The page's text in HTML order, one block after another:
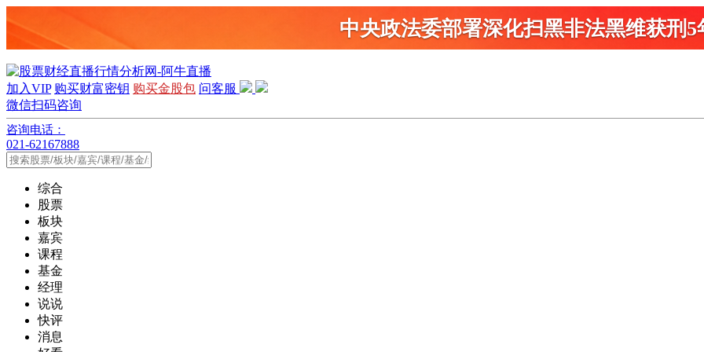
中央政法委部署深化扫黑非法黑维获刑5
加入VIP 购买财富密钥 购买金股包 问客服
微信扫码咨询
咨询电话：
021-62167888
综合
股票
板块
嘉宾
课程
基金
经理
说说
快评
消息